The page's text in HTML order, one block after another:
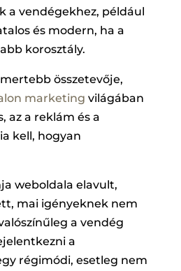
a vendégekhez, például
és modern, ha a
korosztály.
összetevője,
marketing világában
az a reklám és a
kell, hogyan
weboldala elavult,
mai igényeknek nem
a vendég
a
régimódi, esetleg nem